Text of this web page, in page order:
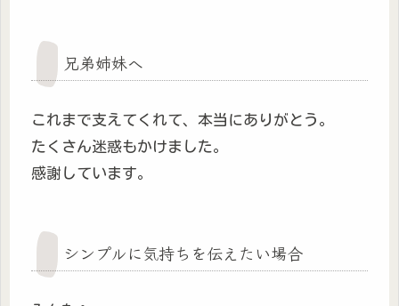
兄弟姉妹へ
これまで支えてくれて、本当にありがとう。
たくさん迷惑もかけました。
感謝しています。
シンプルに気持ちを伝えたい場合